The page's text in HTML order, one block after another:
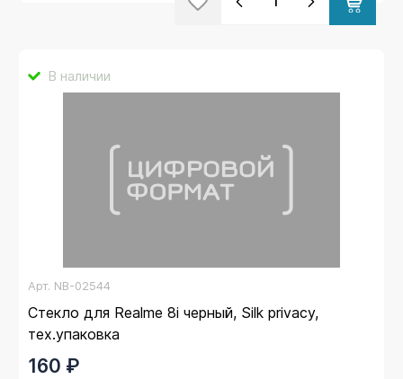
В наличии
Арт. NB-02544
Стекло для Realme 8i черный, Silk privacy,
тех.упаковка
160 ₽